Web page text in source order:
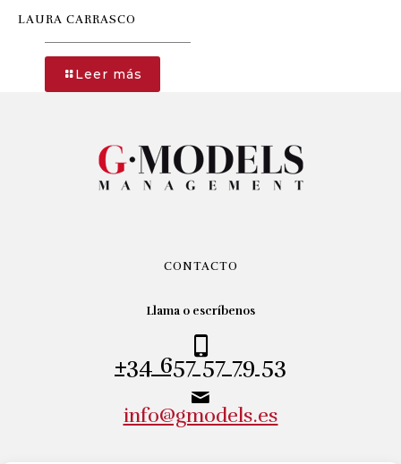
LAURA CARRASCO
Leer más
LAURA
CONTACTO
Llama o escríbenos
+34 657 57 79 53
info@gmodels.es